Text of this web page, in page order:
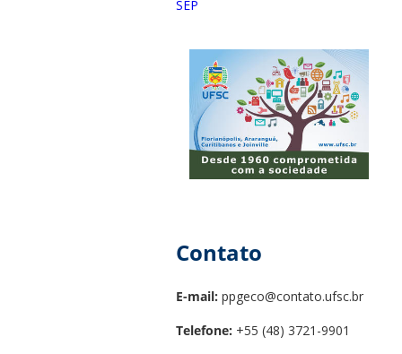
SEP
Contato
E-mail: ppgeco@contato.ufsc.br
Telefone: +55 (48) 3721-9901